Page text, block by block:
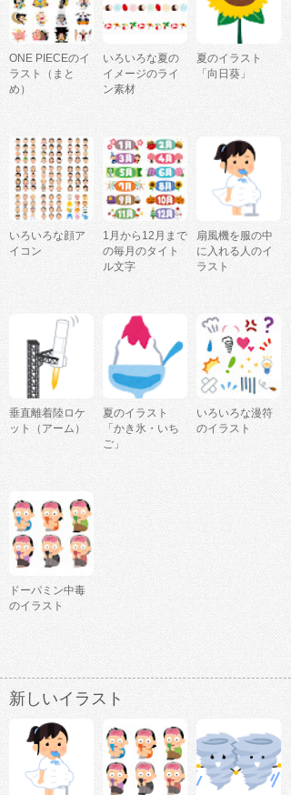
ONE PIECEのイ
ラスト（まと
め）
いろいろな夏の
イメージのライ
ン素材
夏のイラスト
「向日葵」
いろいろな顔ア
イコン
1月から12月まで
の毎月のタイト
ル文字
扇風機を服の中
に入れる人のイ
ラスト
垂直離着陸ロケ
ット（アーム）
夏のイラスト
「かき氷・いち
ご」
いろいろな漫符
のイラスト
ドーパミン中毒
のイラスト
新しいイラスト